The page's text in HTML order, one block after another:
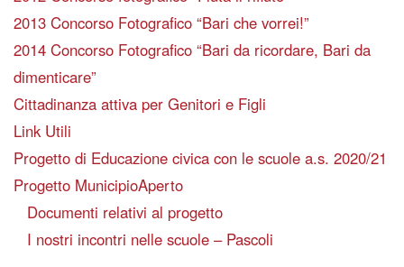
2013 Concorso Fotografico “Bari che vorrei!”
2014 Concorso Fotografico “Bari da ricordare, Bari da
dimenticare”
Cittadinanza attiva per Genitori e Figli
Link Utili
Progetto di Educazione civica con le scuole a.s. 2020/21
Progetto MunicipioAperto
Documenti relativi al progetto
I nostri incontri nelle scuole – Pascoli